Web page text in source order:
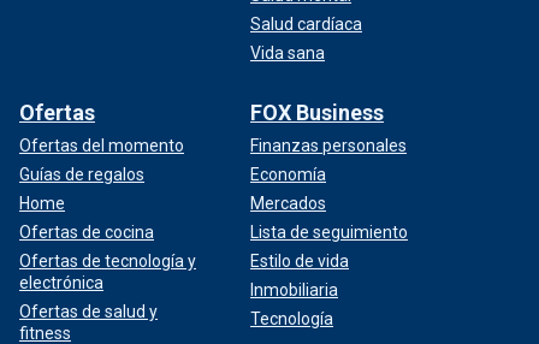
Salud cardíaca
Vida sana
Ofertas
Ofertas del momento
Guías de regalos
Home
Ofertas de cocina
Ofertas de tecnología y
electrónica
Ofertas de salud y
fitness
FOX Business
Finanzas personales
Economía
Mercados
Lista de seguimiento
Estilo de vida
Inmobiliaria
Tecnología